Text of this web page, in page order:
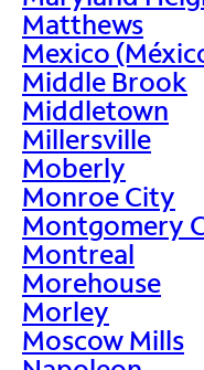
Matthews
Mexico
Middle Brook
Middletown
Millersville
Moberly
Monroe City
Montgomery
Montreal
Morehouse
Morley
Moscow Mills